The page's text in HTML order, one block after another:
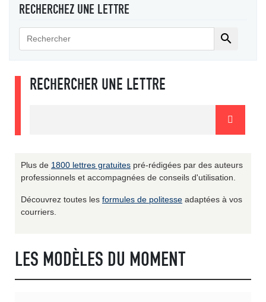
RECHERCHEZ UNE LETTRE

RECHERCHER UNE LETTRE
Plus de 1800 lettres gratuites pré-rédigées par des auteurs
professionnels et accompagnées de conseils d'utilisation.
Découvrez toutes les formules de politesse adaptées à vos
courriers.
LES MODÈLES DU MOMENT